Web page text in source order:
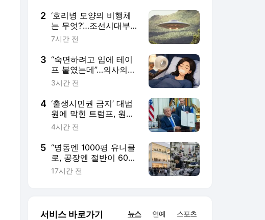
2 ‘호리병 모양의 비행체
는 무엇?’…조선시대부터
현재까지, 한국서 목격
7시간 전
3 “숙면하려고 입에 테이
프 붙였는데”…의사의
‘위험성’ 경고
3시간 전
4 ‘출생시민권 금지’ 대법
원에 막힌 트럼프, 원정
출산 차단 행정명령 서
4시간 전
5 “명동엔 1000평 유니클
로, 공장엔 절반이 60
대”…K패션 ‘성장사다리’
17시간 전
서비스 바로가기 뉴스 연예 스포츠